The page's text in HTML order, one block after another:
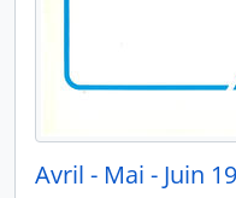
Avril - Mai - Juin